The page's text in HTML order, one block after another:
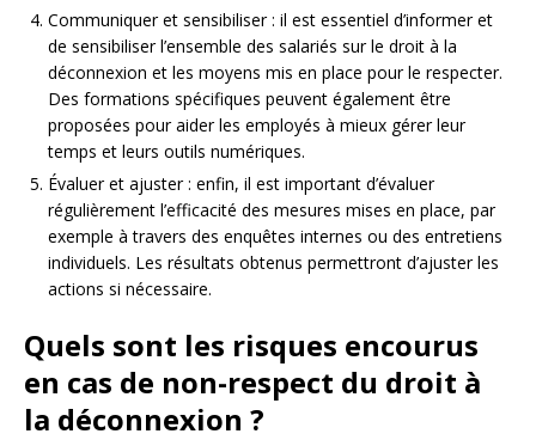
Communiquer et sensibiliser : il est essentiel d’informer et
de sensibiliser l’ensemble des salariés sur le droit à la
déconnexion et les moyens mis en place pour le respecter.
Des formations spécifiques peuvent également être
proposées pour aider les employés à mieux gérer leur
temps et leurs outils numériques.
Évaluer et ajuster : enfin, il est important d’évaluer
régulièrement l’efficacité des mesures mises en place, par
exemple à travers des enquêtes internes ou des entretiens
individuels. Les résultats obtenus permettront d’ajuster les
actions si nécessaire.
Quels sont les risques encourus
en cas de non-respect du droit à
la déconnexion ?